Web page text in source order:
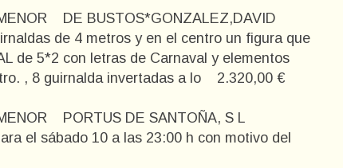
DE BUSTOS*GONZALEZ,DAVID
de 4 metros y en el centro un figura que
de 5*2 con letras de Carnaval y elementos
, 8 guirnalda invertadas a lo 2.320,00 €
PORTUS DE SANTOÑA, S L
el sábado 10 a las 23:00 h con motivo del